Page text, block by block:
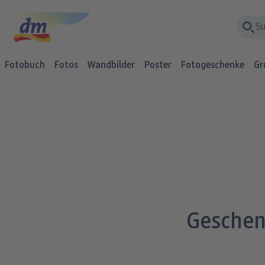
Fotobuch Fotos Wandbilder Poster Fotogeschenke